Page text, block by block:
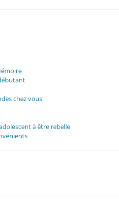
chez vous
à être rebelle